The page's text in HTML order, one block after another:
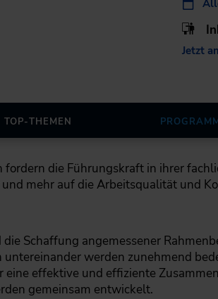
Jetzt
TOP-THEMEN
die Führungskraft in ihrer
mehr auf die Arbeits­qualität und
Schaffung angemessener
werden zunehmend
effektive und effiziente
gemeinsam entwickelt.